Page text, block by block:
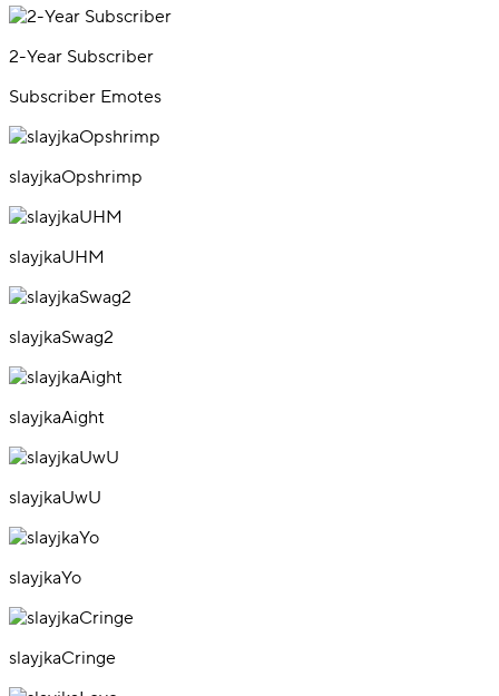
2-Year Subscriber
Subscriber Emotes
slayjkaOpshrimp
slayjkaUHM
slayjkaSwag2
slayjkaAight
slayjkaUwU
slayjkaYo
slayjkaCringe